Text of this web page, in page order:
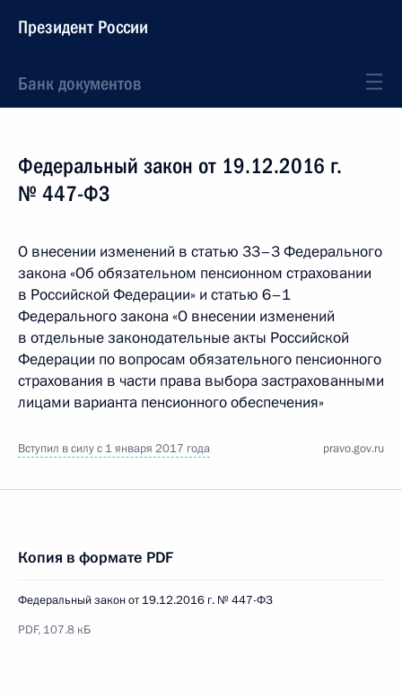
Президент России
Банк документов
Федеральный закон от 19.12.2016 г.
№ 447-ФЗ
О внесении изменений в статью 33–3 Федерального
закона «Об обязательном пенсионном страховании
в Российской Федерации» и статью 6–1
Федерального закона «О внесении изменений
в отдельные законодательные акты Российской
Федерации по вопросам обязательного пенсионного
страхования в части права выбора застрахованными
лицами варианта пенсионного обеспечения»
Вступил в силу с 1 января 2017 года pravo.gov.ru
Копия в формате PDF
Федеральный закон от 19.12.2016 г. № 447-ФЗ
PDF, 107.8 кБ